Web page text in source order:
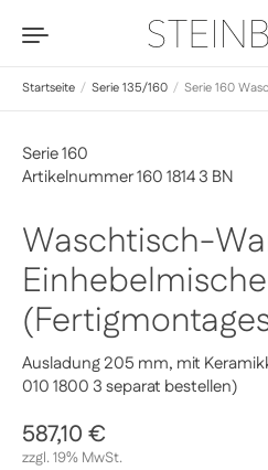
Startseite / Serie 135/160 / Serie 160
Waschtisch-
Ausladung 205 mm, mit
010 1800 3 separat bestellen)
Serie 160
Artikelnummer 160 1814 3 BN
Regulärer Preis
587,10 €
zzgl. 19% MwSt.